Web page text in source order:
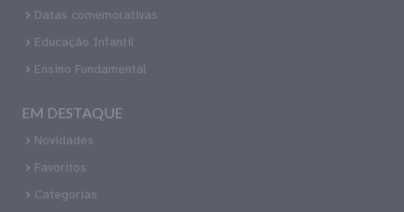
Datas comemorativas
Educação Infantil
Ensino Fundamental
EM DESTAQUE
Novidades
Favoritos
Categorias